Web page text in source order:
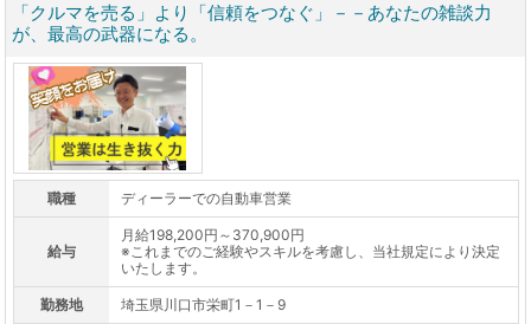
「クルマを売る」より「信頼をつなぐ」－－あなたの雑談力
が、最高の武器になる。
職種 ディーラーでの自動車営業
給与
月給198,200円～370,900円
※これまでのご経験やスキルを考慮し、当社規定により決定
いたします。
勤務地 埼玉県川口市栄町1－1－9